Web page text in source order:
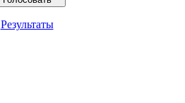
Результаты